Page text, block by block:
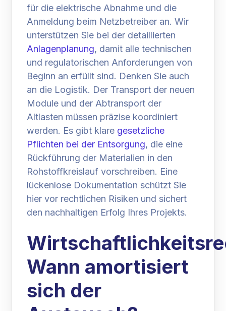
für die elektrische Abnahme und die
Anmeldung beim Netzbetreiber an. Wir
unterstützen Sie bei der detaillierten
Anlagenplanung, damit alle technischen
und regulatorischen Anforderungen von
Beginn an erfüllt sind. Denken Sie auch
an die Logistik. Der Transport der neuen
Module und der Abtransport der
Altlasten müssen präzise koordiniert
werden. Es gibt klare gesetzliche
Pflichten bei der Entsorgung, die eine
Rückführung der Materialien in den
Rohstoffkreislauf vorschreiben. Eine
lückenlose Dokumentation schützt Sie
hier vor rechtlichen Risiken und sichert
den nachhaltigen Erfolg Ihres Projekts.
Wann amortisiert
sich der